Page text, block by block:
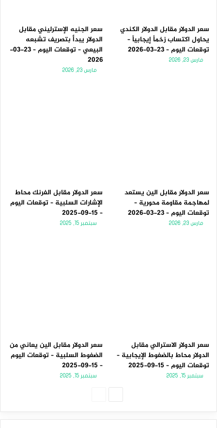
سعر الدولار مقابل الدولار الكندي
يحاول اكتساب زخماً إيجابياً –
توقعات اليوم – 23-03-2026
مارس 23, 2026
سعر الجنيه الإسترليني مقابل
الدولار يبدأ بتصريف تشبعه
البيعي – توقعات اليوم – 23-03-
2026
مارس 23, 2026
سعر الدولار مقابل الين يستعد
لمهاجمة مقاومة محورية –
توقعات اليوم – 23-03-2026
مارس 23, 2026
سعر الدولار مقابل الفرنك محاط
الإشارات السلبية – توقعات اليوم
– 15-09-2025
سبتمبر 15, 2025
سعر الدولار الاسترالي مقابل
الدولار محاط بالضغوط الإيجابية –
توقعات اليوم – 15-09-2025
سبتمبر 15, 2025
سعر الدولار مقابل الين يعاني من
الضغوط السلبية – توقعات اليوم
– 15-09-2025
سبتمبر 15, 2025